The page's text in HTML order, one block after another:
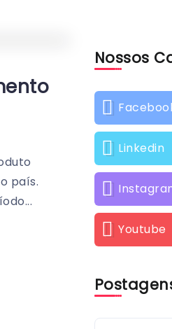
país.
Nossos
Linkedin
Youtube